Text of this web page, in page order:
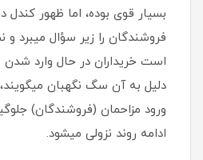
بسیار قوی بوده، اما ظهور کندل
فروشندگان را زیر سؤال میبرد
است خریداران در حال وارد شدن
دلیل به آن سگ نگهبان
ورود مزاحمان (فروشندگان)
ادامه روند نزولی میشود.